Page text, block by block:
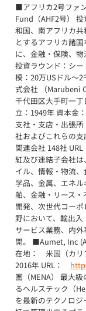
■アフリカ2号ファ
Fund（AHF2号）
和国、南アフリカ
とするアフリカ諸
に、金融・保険、
投資ラウンド：シ
模：20万USドル〜
式会社 （
千代田区大手町一
立：1949年 資本金
支社・支店・出張
社およびこれらの支
関連会社 148社
紅及び連結子会社
イル、情報・物流
学品、金属、エネ
舶、金融・リース
開発、次世代コー
野において、輸出
サービス業務、内
開。 ■Aumet, Inc
在地： 米国（カリ
2016年 URL：
圏（MENA） 最大
るヘルステック（
を最新のテクノロ